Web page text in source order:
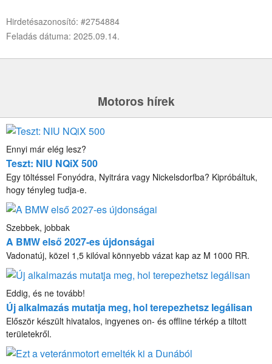
Hirdetésazonosító: #2754884
Feladás dátuma: 2025.09.14.
Motoros hírek
Ennyi már elég lesz?
Teszt: NIU NQiX 500
Egy töltéssel Fonyódra, Nyitrára vagy Nickelsdorfba? Kipróbáltuk,
hogy tényleg tudja-e.
Szebbek, jobbak
A BMW első 2027-es újdonságai
Vadonatúj, közel 1,5 kilóval könnyebb vázat kap az M 1000 RR.
Eddig, és ne tovább!
Új alkalmazás mutatja meg, hol terepezhetsz legálisan
Először készült hivatalos, ingyenes on- és offline térkép a tiltott
területekről.